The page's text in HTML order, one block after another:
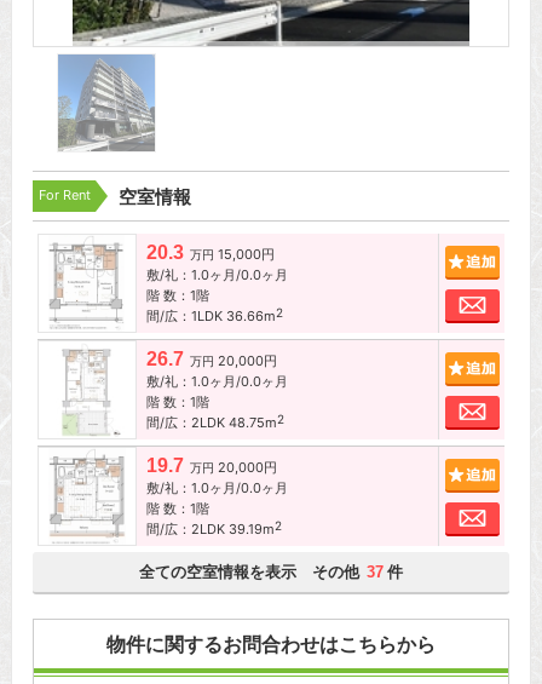
For Rent 空室情報
20.3 万円 15,000円
敷/礼：1.0ヶ月/0.0ヶ月
階 数：1階
間/広：1LDK 36.66m2
お問
26.7 万円 20,000円
敷/礼：1.0ヶ月/0.0ヶ月
階 数：1階
間/広：2LDK 48.75m2
お問
19.7 万円 20,000円
敷/礼：1.0ヶ月/0.0ヶ月
階 数：1階
間/広：2LDK 39.19m2
お問
全ての空室情報を表示 その他 37 件
物件に関するお問合わせはこちらから